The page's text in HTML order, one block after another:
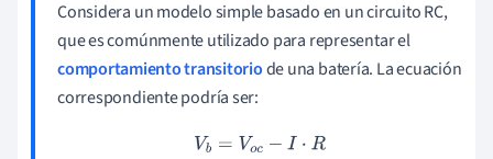
Considera un modelo simple basado en un circuito RC,
que es comúnmente utilizado para representar el
comportamiento transitoriode una batería. La ecuación
correspondiente podría ser:
Vb =Vo c−I ⋅R